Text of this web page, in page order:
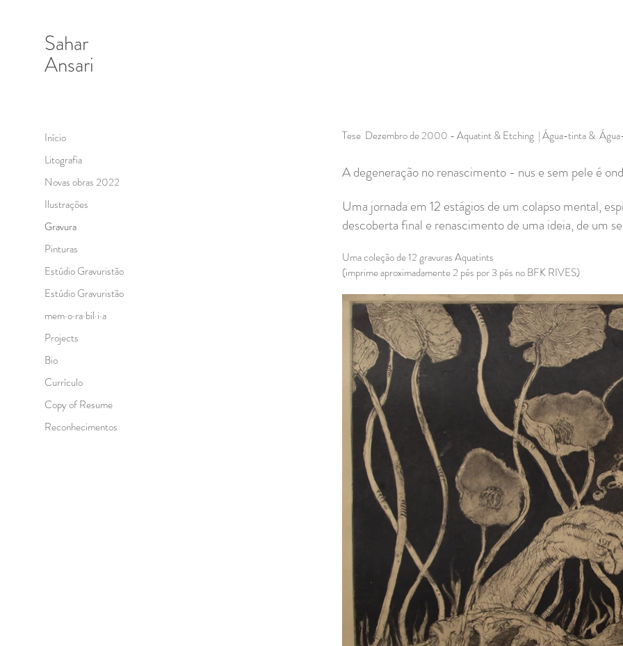
Início
Litografia
Novas obras 2022
Ilustrações
Gravura
Pinturas
Estúdio Gravuristão
Estúdio Gravuristão
mem·o·ra·bil·i·a
Projects
Bio
Currículo
Copy of Resume
Reconhecimentos
Sahar
Ansari
Tese Dezembro de 2000 - Aquatint & Etching | Água-tinta &
A degeneração no renascimento - nus e sem pele é
Uma jornada em 12 estágios de um colapso mental,
descoberta final e renascimento de uma ideia, de um
Uma coleção de 12 gravuras Aquatints
(imprime aproximadamente 2 pés por 3 pés no BFK RIVES)